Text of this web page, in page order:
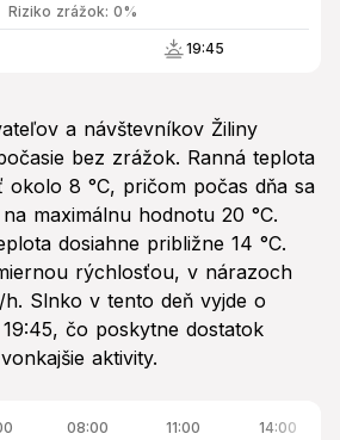
Riziko zrážok: 0%
19:45
a návštevníkov Žiliny
bez zrážok. Ranná teplota
okolo 8 °C, pričom počas dňa sa
maximálnu hodnotu 20 °C.
dosiahne približne 14 °C.
rýchlosťou, v nárazoch
h. Slnko v tento deň vyjde o
čo poskytne dostatok
aktivity.
08:00 11:00 14:00